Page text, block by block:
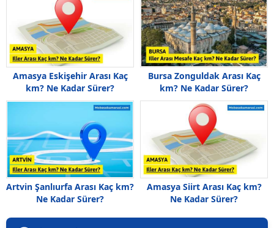
Amasya Eskişehir Arası Kaç
km? Ne Kadar Sürer?
Bursa Zonguldak Arası Kaç
km? Ne Kadar Sürer?
Artvin Şanlıurfa Arası Kaç km?
Ne Kadar Sürer?
Amasya Siirt Arası Kaç km?
Ne Kadar Sürer?